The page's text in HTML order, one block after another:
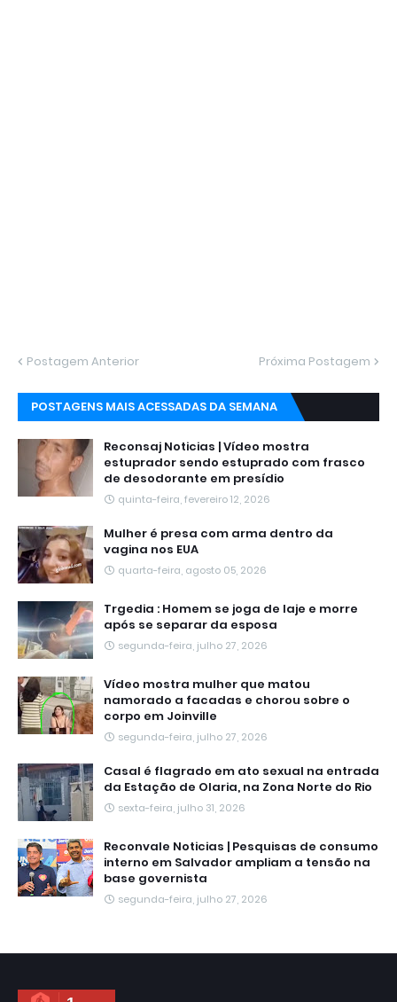
Postagem Anterior Próxima Postagem
POSTAGENS MAIS ACESSADAS DA SEMANA
Reconsaj Noticias | Vídeo mostra
estuprador sendo estuprado com frasco
de desodorante em presídio
quinta-feira, fevereiro 12, 2026
Mulher é presa com arma dentro da
vagina nos EUA
quarta-feira, agosto 05, 2026
Trgedia : Homem se joga de laje e morre
após se separar da esposa
segunda-feira, julho 27, 2026
Vídeo mostra mulher que matou
namorado a facadas e chorou sobre o
corpo em Joinville
segunda-feira, julho 27, 2026
Casal é flagrado em ato sexual na entrada
da Estação de Olaria, na Zona Norte do Rio
sexta-feira, julho 31, 2026
Reconvale Noticias | Pesquisas de consumo
interno em Salvador ampliam a tensão na
base governista
segunda-feira, julho 27, 2026